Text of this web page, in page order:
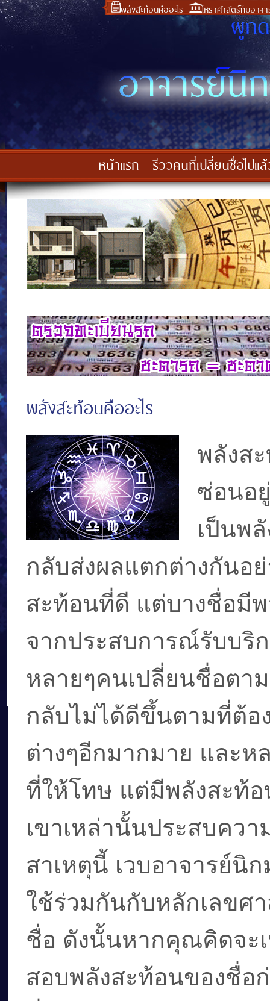
พลังสะท้อนคืออะไร โหราศาสตร์กับอาจ
หน้าแรก รีวิวคนที่เปลี่ยนชื่อไปแ
พลังสะท้อนคืออะไร
พลังส
ซ่อนอ
เป็นพ
กลับส่งผลแตกต่างกันอ
สะท้อนที่ดี แต่บางชื่อมี
จากประสบการณ์รับบริ
หลายๆคนเปลี่ยนชื่อตา
กลับไม่ได้ดีขึ้นตามที่ต้อ
ต่างๆอีกมากมาย และห
ที่ให้โทษ แต่มีพลังสะท้
เขาเหล่านั้นประสบควา
สาเหตุนี้ เวบอาจารย์นิ
ใช้ร่วมกันกับหลักเลขศ
ชื่อ ดังนั้นหากคุณคิดจะ
สอบพลังสะท้อนของชื่อ